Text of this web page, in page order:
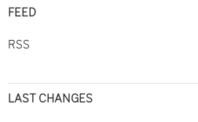
FEED
RSS
LAST CHANGES